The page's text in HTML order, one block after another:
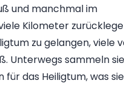
und manchmal im
Kilometer
zu gelangen, viele
Unterwegs sammeln sie
für das Heiligtum, was sie